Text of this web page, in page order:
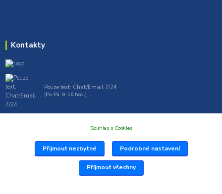
Kontakty
Pouze text: Chat/Email 7/24
(Po-Pá, 8-16 hod.)
Souhlas s Cookies
Přijmout nezbytné Podrobné nastavení
Přijmout všechny